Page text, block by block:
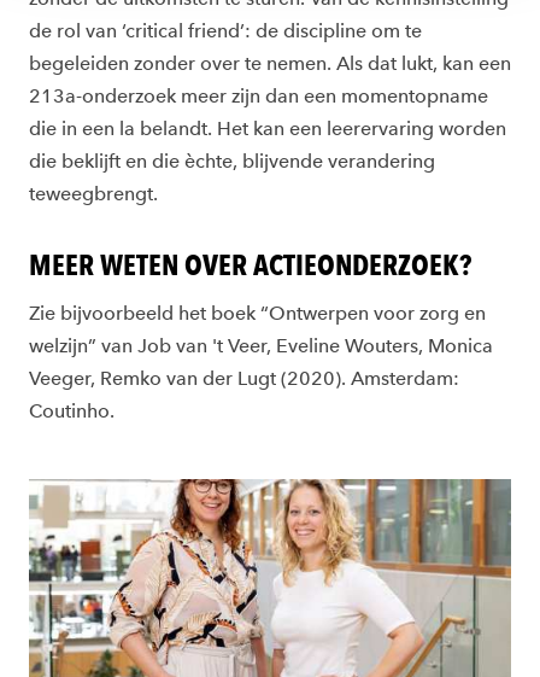
de rol van ‘critical friend’: de discipline om te
begeleiden zonder over te nemen. Als dat lukt, kan een
213a-onderzoek meer zijn dan een momentopname
die in een la belandt. Het kan een leerervaring worden
die beklijft en die èchte, blijvende verandering
teweegbrengt.
MEER WETEN OVER ACTIEONDERZOEK?
Zie bijvoorbeeld het boek “Ontwerpen voor zorg en
welzijn” van Job van 't Veer, Eveline Wouters, Monica
Veeger, Remko van der Lugt (2020). Amsterdam:
Coutinho.